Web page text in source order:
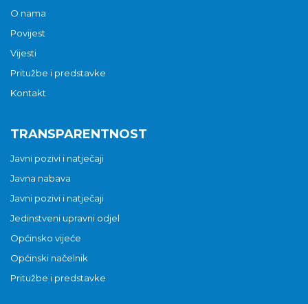
O nama
Povijest
Vijesti
Pritužbe i predstavke
Kontakt
TRANSPARENTNOST
Javni pozivi i natječaji
Javna nabava
Javni pozivi i natječaji
Jedinstveni upravni odjel
Općinsko vijeće
Općinski načelnik
Pritužbe i predstavke